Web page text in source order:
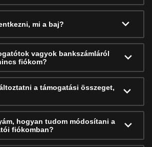
mi a baj?
vagyok bankszámláról
fiókom?
a támogatási összeget,
hogyan tudom módosítani a
fiókomban?